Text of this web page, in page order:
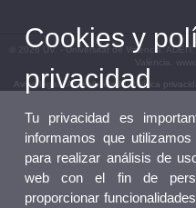
© 2026 UV. - Universitat de València.
València.
Aviso legal|Accesibilidad|Política
Cookies y
privacidad
Tu privacidad es
informamos que
para realizar análisis de
web con el fin de
proporcionar